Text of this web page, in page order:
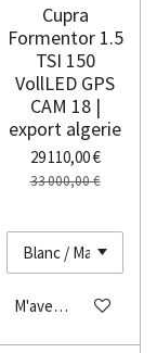
Cupra
Formentor 1.5
TSI 150
VollLED GPS
CAM 18 |
export algerie
29 110,00 €
33 000,00 €
M'avertir si